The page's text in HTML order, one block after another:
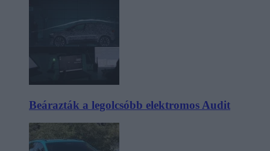
Beárazták a legolcsóbb elektromos Audit